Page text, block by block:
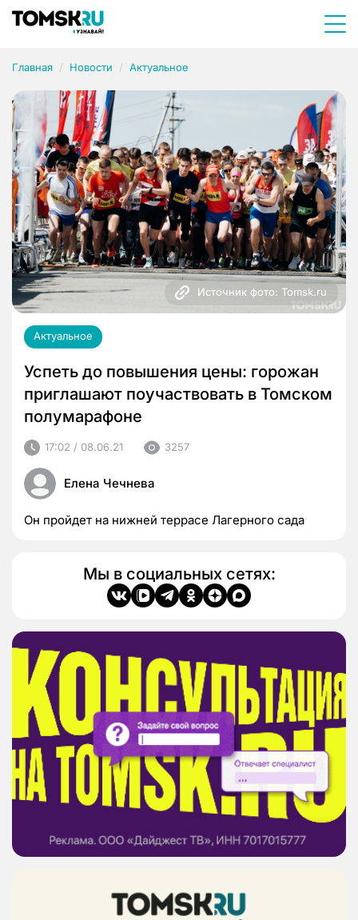
Главная Новости Актуальное
Источник фото: Tomsk.ru
Актуальное
Успеть до повышения цены: горожан
приглашают поучаствовать в Томском
полумарафоне
17:02 / 08.06.21 3257
Елена Чечнева
Он пройдет на нижней террасе Лагерного сада
Мы в социальных сетях: